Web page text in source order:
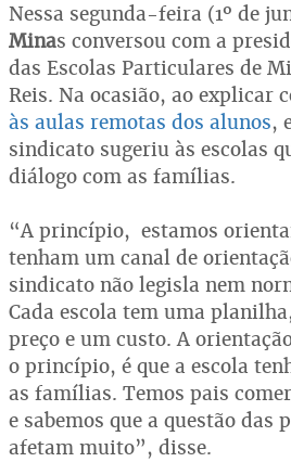
Nessa segunda-feira (1º de
Minas conversou com a
das Escolas Particulares de
Reis. Na ocasião, ao explicar
às aulas remotas dos alunos,
sindicato sugeriu às escolas
diálogo com as famílias.
“A princípio, estamos
tenham um canal de
sindicato não legisla nem
Cada escola tem uma
preço e um custo. A
o princípio, é que a escola
as famílias. Temos pais
e sabemos que a questão das
afetam muito”, disse.